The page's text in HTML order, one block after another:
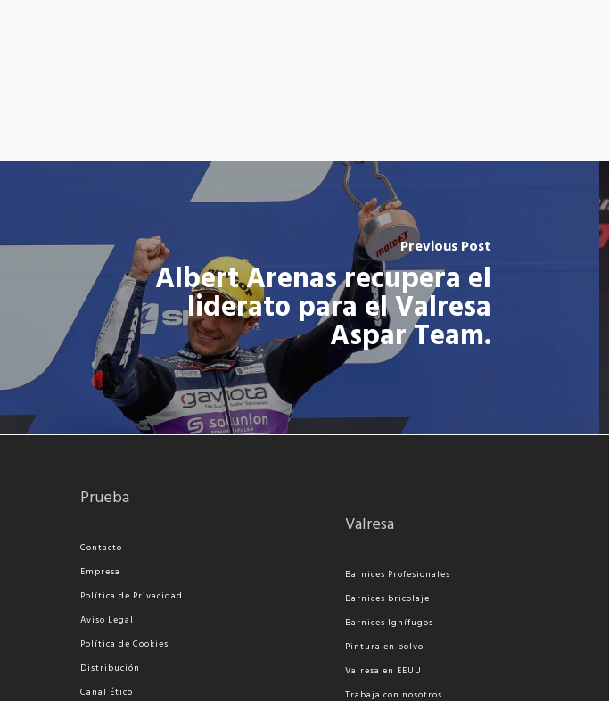
Previous Post
Albert Arenas recupera el
liderato para el Valresa
Aspar Team.
Prueba
Contacto
Empresa
Política de Privacidad
Aviso Legal
Política de Cookies
Distribución
Canal Ético
Valresa
Barnices Profesionales
Barnices bricolaje
Barnices Ignífugos
Pintura en polvo
Valresa en EEUU
Trabaja con nosotros